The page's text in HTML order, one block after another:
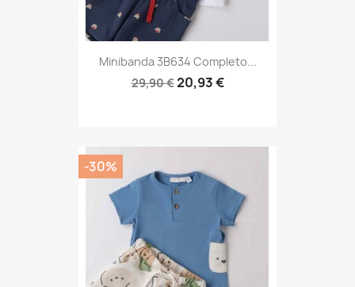
Minibanda 3B634 Completo...
29,90 €20,93 €
-30%